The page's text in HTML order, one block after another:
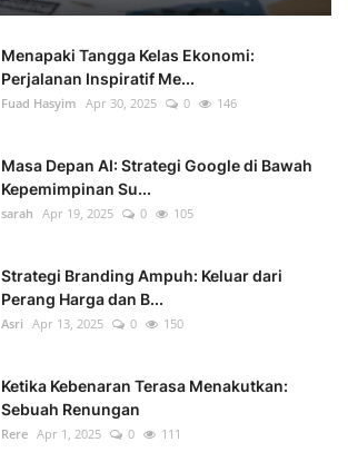
Menapaki Tangga Kelas Ekonomi:
Perjalanan Inspiratif Me...
Fuad Hasyim Apr 30, 2025 0 146
Masa Depan AI: Strategi Google di Bawah
Kepemimpinan Su...
sarah Apr 19, 2025 0 105
Strategi Branding Ampuh: Keluar dari
Perang Harga dan B...
Asri Apr 13, 2025 0 150
Ketika Kebenaran Terasa Menakutkan:
Sebuah Renungan
Rere Apr 1, 2025 0 111